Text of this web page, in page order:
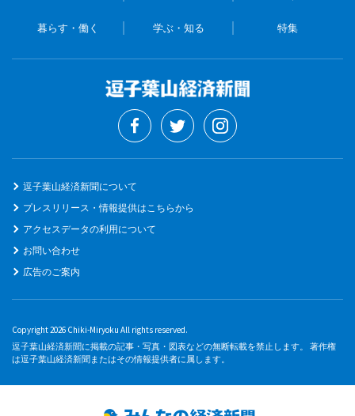
暮らす・働く 学ぶ・知る 特集
逗子葉山経済新聞について
プレスリリース・情報提供はこちらから
アクセスデータの利用について
お問い合わせ
広告のご案内
Copyright 2026 Chiki-Miryoku All rights reserved.
逗子葉山経済新聞に掲載の記事・写真・図表などの無断転載を禁止します。 著作権
は逗子葉山経済新聞またはその情報提供者に属します。